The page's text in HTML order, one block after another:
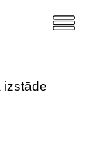
izstāde